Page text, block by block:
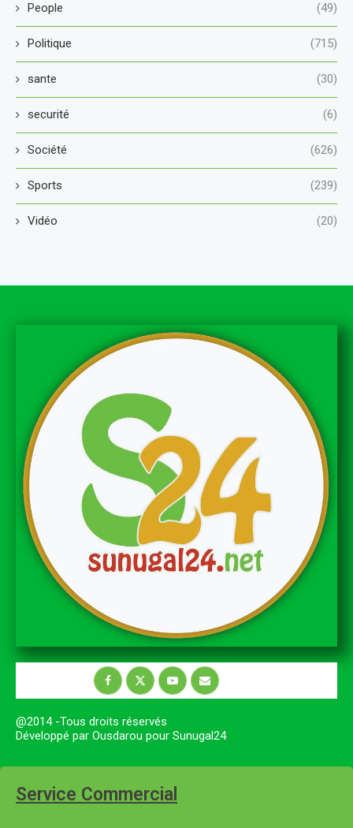
People (49)
Politique (715)
sante (30)
securité (6)
Société (626)
Sports (239)
Vidéo (20)
@2014 -Tous droits réservés
Développé par Ousdarou pour Sunugal24
Service Commercial